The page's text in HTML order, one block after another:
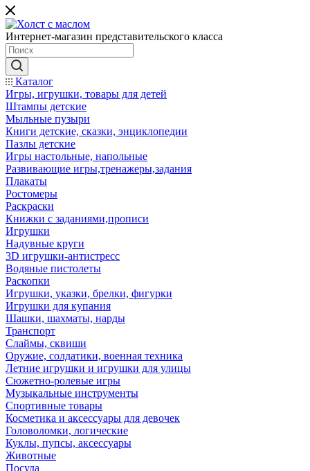
Интернет-магазин представительского класса
Каталог
Игры, игрушки, товары для детей
Штампы детские
Мыльные пузыри
Книги детские, сказки, энциклопедии
Пазлы детские
Игры настольные, напольные
Развивающие игры,тренажеры,задания
Плакаты
Ростомеры
Раскраски
Книжки с заданиями,прописи
Игрушки
Надувные круги
3D игрушки-антистресс
Водяные пистолеты
Раскопки
Игрушки, указки, брелки, фигурки
Игрушки для купания
Шашки, шахматы, нарды
Транспорт
Слаймы, сквиши
Оружие, солдатики, военная техника
Летние игрушки и игрушки для улицы
Сюжетно-ролевые игры
Музыкальные инструменты
Спортивные товары
Косметика и аксессуары для девочек
Головоломки, логические
Куклы, пупсы, аксессуары
Животные
Посуда